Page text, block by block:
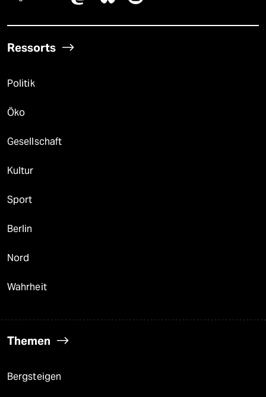
Ressorts
Politik
Öko
Gesellschaft
Kultur
Sport
Berlin
Nord
Wahrheit
Themen
Bergsteigen